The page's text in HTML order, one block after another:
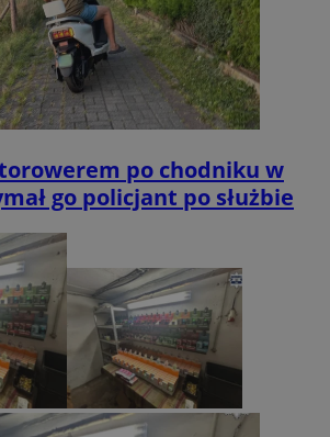
po chodniku w
go policjant po służbie